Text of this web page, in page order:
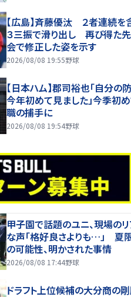
【広島】斉藤優汰 ２者連続を
３三振で滑り出し 再び得た
会で修正した姿を示す
2026/08/08 19:55野球
【日本ハム】郡司裕也「自分の
今年初めて見ました」今季初
職の捕手に
2026/08/08 19:54野球
甲子園で話題のユニ、現場の
な声「格好良さよりも…」 夏
の可能性、明かされた事情
2026/08/08 17:44野球
ドラフト上位候補の大分商の